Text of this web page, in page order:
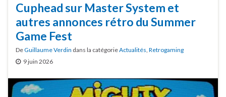
Cuphead sur Master System et
autres annonces rétro du Summer
Game Fest
DeGuillaume Verdin dans la catégorieActualités, Retrogaming
9 juin 2026